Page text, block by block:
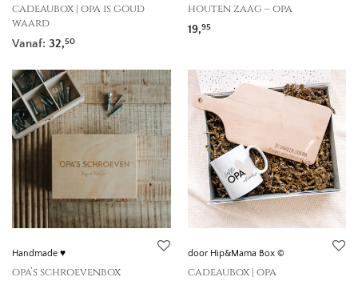
cadeaubox | opa is goud
waard
Vanaf: 32,50
houten zaag – opa
19,95
Handmade ♥
opa’s schroevenbox
door Hip&Mama Box ©
cadeaubox | opa